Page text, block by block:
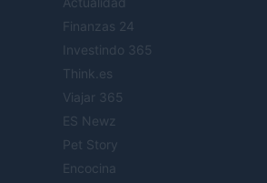
Finanzas 24
Investindo 365
Think.es
Viajar 365
ES Newz
Pet Story
Encocina